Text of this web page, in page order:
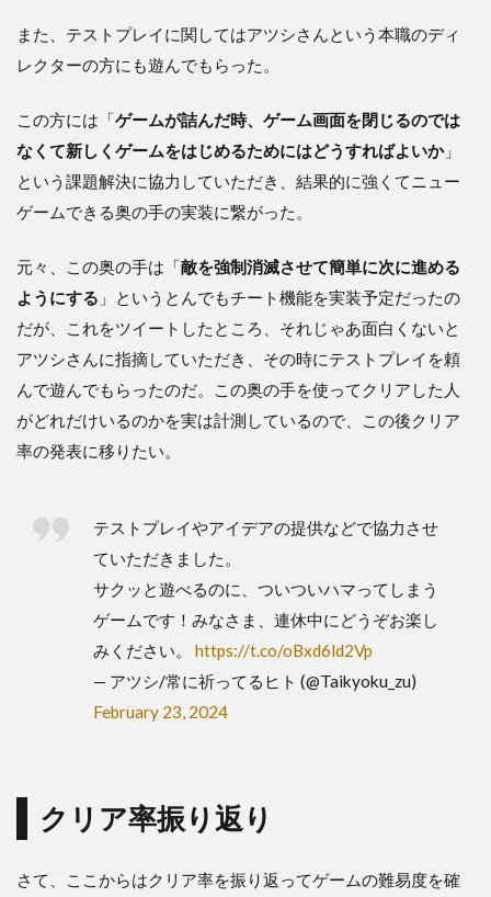
また、テストプレイに関してはアツシさんという本職のディ
レクターの方にも遊んでもらった。
この方には「ゲームが詰んだ時、ゲーム画面を閉じるのでは
なくて新しくゲームをはじめるためにはどうすればよいか」
という課題解決に協力していただき、結果的に強くてニュー
ゲームできる奥の手の実装に繋がった。
元々、この奥の手は「敵を強制消滅させて簡単に次に進める
ようにする 」というとんでもチート機能を実装予定だったの
だが、これをツイートしたところ、それじゃあ面白くないと
アツシさんに指摘していただき、その時にテストプレイを頼
んで遊んでもらったのだ。この奥の手を使ってクリアした人
がどれだけいるのかを実は計測しているので、この後クリア
率の発表に移りたい。
テストプレイやアイデアの提供などで協力させ
ていただきました。
サクッと遊べるのに、ついついハマってしまう
ゲームです！みなさま、連休中にどうぞお楽し
みください。 https://t.co/oBxd6ld2Vp
— アツシ/常に祈ってるヒト (@Taikyoku_zu)
February 23, 2024
クリア率振り返り
さて、ここからはクリア率を振り返ってゲームの難易度を確